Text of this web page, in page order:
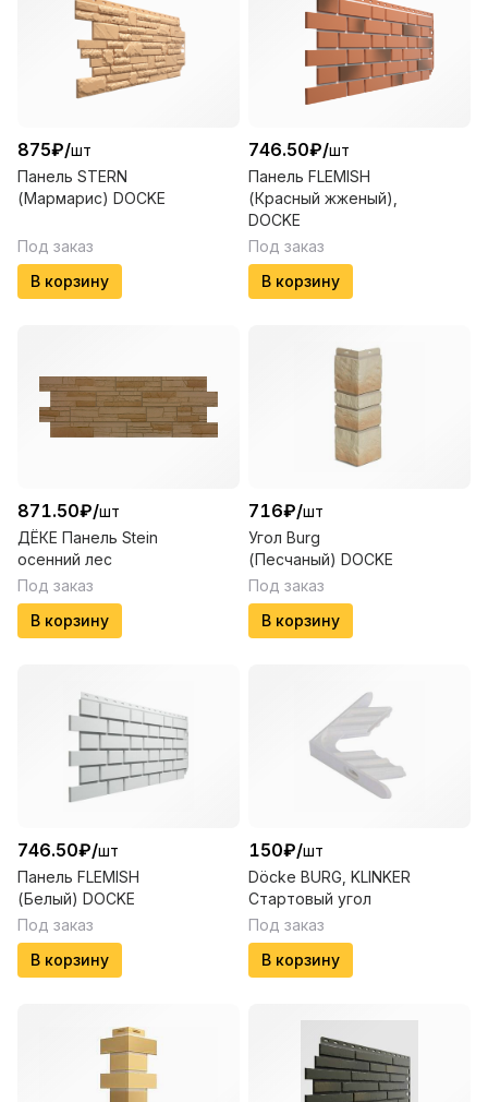
875₽/шт
Панель STERN
(Мармарис) DOCKE
Под заказ
В корзину
746.50₽/шт
Панель FLEMISH
(Красный жженый),
DOCKE
Под заказ
В корзину
871.50₽/шт
ДЁКЕ Панель Stein
осенний лес
Под заказ
В корзину
716₽/шт
Угол Burg
(Песчаный) DOCKE
Под заказ
В корзину
746.50₽/шт
Панель FLEMISH
(Белый) DOCKE
Под заказ
В корзину
150₽/шт
Döcke BURG, KLINKER
Стартовый угол
Под заказ
В корзину